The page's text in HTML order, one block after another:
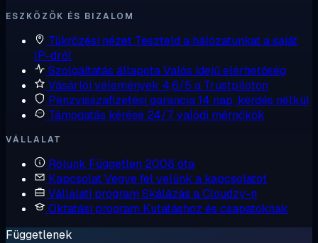
ESZKÖZÖK ÉS BIZALOM
Tükrözési nézet Teszteld a hálózatunkat a saját
IP-dről
Szolgáltatás állapotaValós idejű elérhetőség
Vásárlói vélemények 4,6/5 a Trustpiloton
Pénzvisszafizetési garancia14 nap, kérdés nélkül
Támogatás kérése 24/7, valódi mérnökök
VÁLLALAT
Rólunk Független 2008 óta
KapcsolatVegye fel velünk a kapcsolatot
Vállalati program Skálázás a Cloudzy-n
Oktatási program Kutatáshoz és csapatoknak
Függetlenek